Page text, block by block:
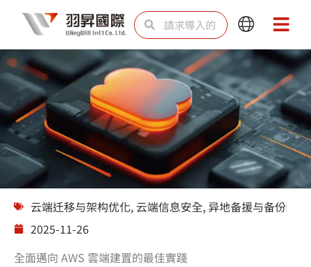
内
容
SearchSearch
Main
Menu
Main
Menu
解决方案
云端迁移与架构优化, 云端信息安全, 异地备援与备份
2025-11-26
全面邁向 AWS 雲端建置的最佳實踐